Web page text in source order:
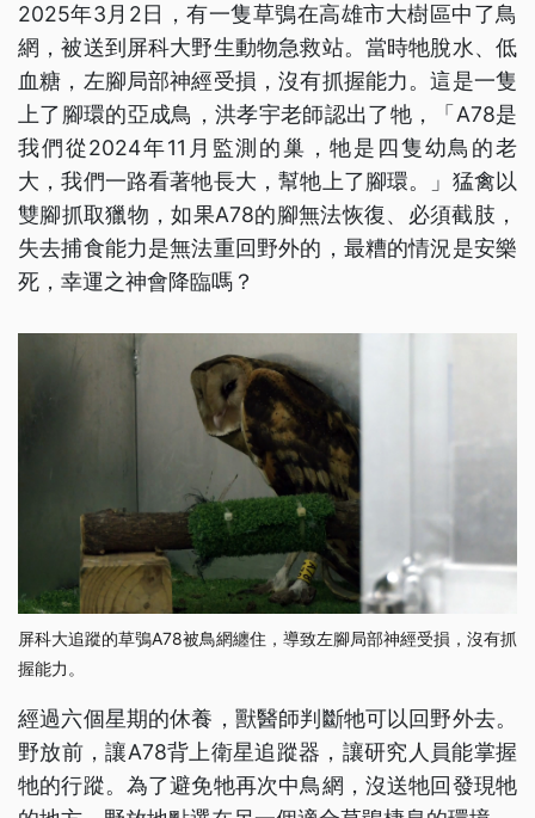
2025年3月2日，有一隻草鴞在高雄市大樹區中了鳥
網，被送到屏科大野生動物急救站。當時牠脫水、低
血糖，左腳局部神經受損，沒有抓握能力。這是一隻
上了腳環的亞成鳥，洪孝宇老師認出了牠，「A78是
我們從2024年11月監測的巢，牠是四隻幼鳥的老
大，我們一路看著牠長大，幫牠上了腳環。」猛禽以
雙腳抓取獵物，如果A78的腳無法恢復、必須截肢，
失去捕食能力是無法重回野外的，最糟的情況是安樂
死，幸運之神會降臨嗎？
屏科大追蹤的草鴞A78被鳥網纏住，導致左腳局部神經受損，沒有抓
握能力。
經過六個星期的休養，獸醫師判斷牠可以回野外去。
野放前，讓A78背上衛星追蹤器，讓研究人員能掌握
牠的行蹤。為了避免牠再次中鳥網，沒送牠回發現牠